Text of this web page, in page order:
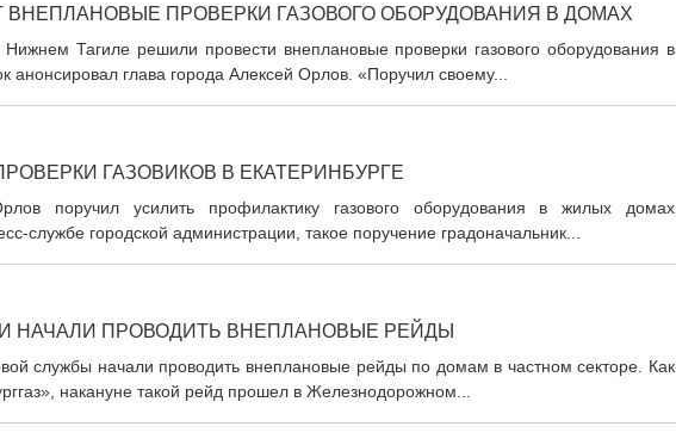
ВНЕПЛАНОВЫЕ ПРОВЕРКИ ГАЗОВОГО ОБОРУДОВАНИЯ В ДОМАХ
Тагиле решили провести внеплановые проверки газового оборудования в
глава города Алексей Орлов. «Поручил своему...
ГАЗОВИКОВ В ЕКАТЕРИНБУРГЕ
поручил усилить профилактику газового оборудования в жилых домах
службе городской администрации, такое поручение градоначальник...
НАЧАЛИ ПРОВОДИТЬ ВНЕПЛАНОВЫЕ РЕЙДЫ
службы начали проводить внеплановые рейды по домам в частном секторе. Как
накануне такой рейд прошел в Железнодорожном...